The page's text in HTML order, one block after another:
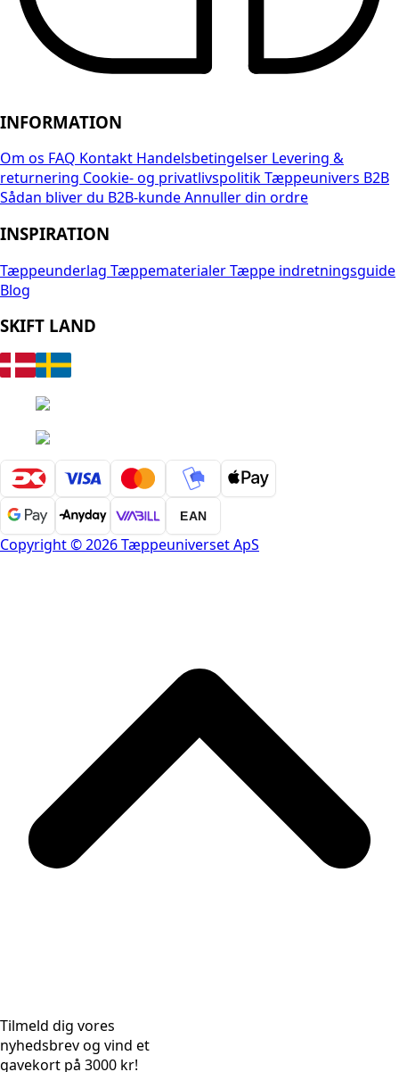
INFORMATION
Om os FAQ Kontakt Handelsbetingelser Levering &
returnering Cookie- og privatlivspolitikTæppeunivers B2B
Sådan bliver du B2B-kundeAnnuller din ordre
INSPIRATION
Tæppeunderlag TæppematerialerTæppe indretningsguide
Blog
SKIFT LAND
EAN
Copyright © 2026 Tæppeuniverset ApS
Tilmeld dig vores
nyhedsbrev og vind et
gavekort på 3000 kr!